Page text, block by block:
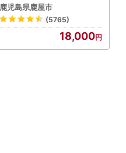
） KN007-004-04-cp18
うなぎ 鰻 魚 惣菜 総菜
鹿児島県鹿屋市
(5765)
18,000